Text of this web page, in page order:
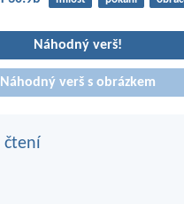
Náhodný verš!
Náhodný verš s obrázkem
čtení